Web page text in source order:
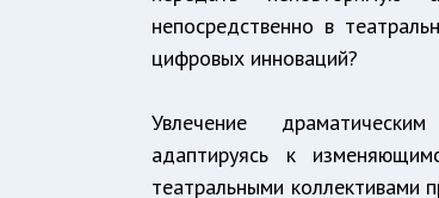
непосредственно в
цифровых инноваций?
Увлечение драматическим
адаптируясь к
театральными коллективами